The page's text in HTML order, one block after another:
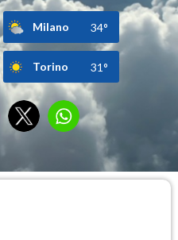
Milano 34°
Torino 31°